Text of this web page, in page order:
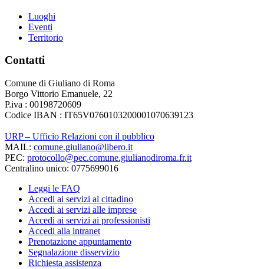
Luoghi
Eventi
Territorio
Contatti
Comune di Giuliano di Roma
Borgo Vittorio Emanuele, 22
P.iva : 00198720609
Codice IBAN : IT65V0760103200001070639123
URP – Ufficio Relazioni con il pubblico
MAIL: comune.giuliano@libero.it
PEC: protocollo@pec.comune.giulianodiroma.fr.it
Centralino unico: 0775699016
Leggi le FAQ
Accedi ai servizi al cittadino
Accedi ai servizi alle imprese
Accedi ai servizi ai professionisti
Accedi alla intranet
Prenotazione appuntamento
Segnalazione disservizio
Richiesta assistenza